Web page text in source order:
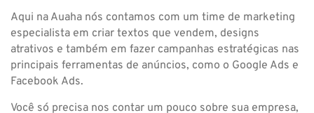
Aqui na Auaha nós contamos com um time de marketing
especialista em criar textos que vendem, designs
atrativos e também em fazer campanhas estratégicas nas
principais ferramentas de anúncios, como o Google Ads e
Facebook Ads.
Você só precisa nos contar um pouco sobre sua empresa,